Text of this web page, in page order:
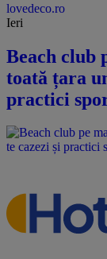
lovedeco.ro
Ieri
Beach club
toată țara
practici